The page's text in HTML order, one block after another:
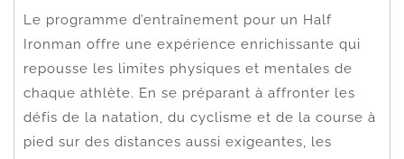
Le programme d’entraînement pour un Half
Ironman offre une expérience enrichissante qui
repousse les limites physiques et mentales de
chaque athlète. En se préparant à affronter les
défis de la natation, du cyclisme et de la course à
pied sur des distances aussi exigeantes, les